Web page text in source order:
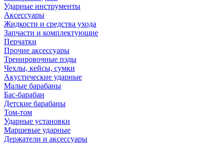
Ударные инструменты
Аксессуары
Жидкости и средства ухода
Запчасти и комплектующие
Перчатки
Прочие аксессуары
Тренировочные пэды
Чехлы, кейсы, сумки
Акустические ударные
Mалые барабаны
Бас-барабан
Детские барабаны
Том-том
Ударные установки
Маршевые ударные
Держатели и аксессуары